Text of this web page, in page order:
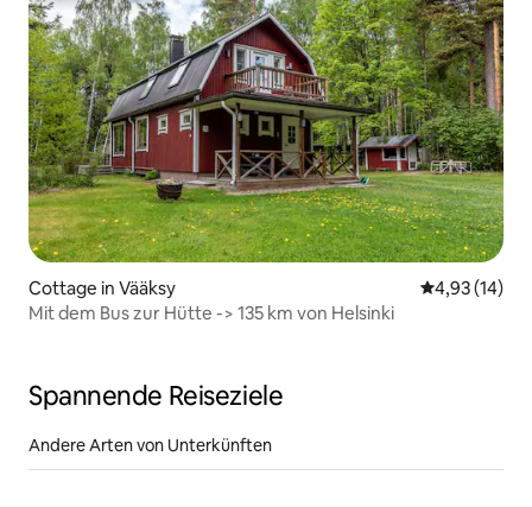
Cottage in Vääksy
4,93 (14)
Mit dem Bus zur Hütte -> 135 km von Helsinki
Spannende Reiseziele
Andere Arten von Unterkünften